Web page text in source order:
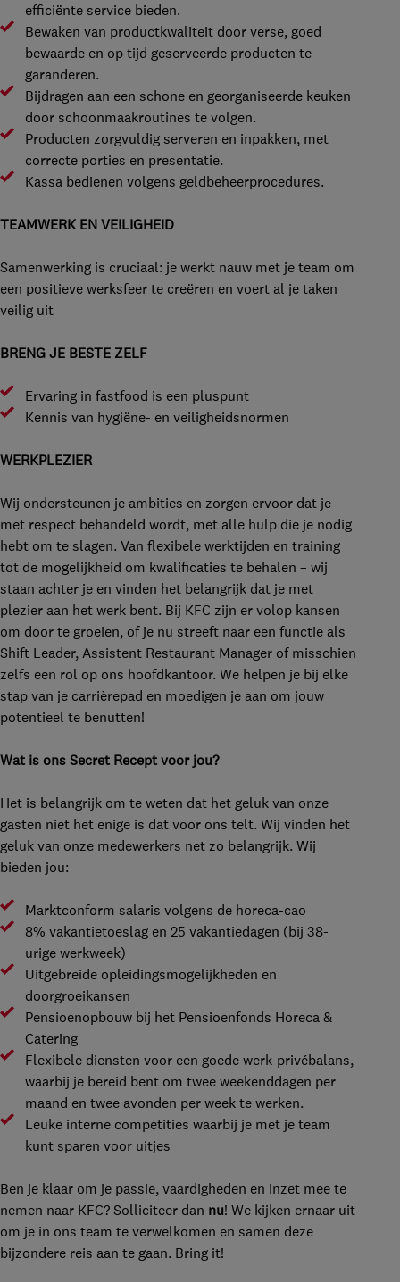
efficiënte service bieden.
Bewaken van productkwaliteit door verse, goed
bewaarde en op tijd geserveerde producten te
garanderen.
Bijdragen aan een schone en georganiseerde keuken
door schoonmaakroutines te volgen.
Producten zorgvuldig serveren en inpakken, met
correcte porties en presentatie.
Kassa bedienen volgens geldbeheerprocedures.
TEAMWERK EN VEILIGHEID
Samenwerking is cruciaal: je werkt nauw met je team om
een positieve werksfeer te creëren en voert al je taken
veilig uit
BRENG JE BESTE ZELF
Ervaring in fastfood is een pluspunt
Kennis van hygiëne- en veiligheidsnormen
WERKPLEZIER
Wij ondersteunen je ambities en zorgen ervoor dat je
met respect behandeld wordt, met alle hulp die je nodig
hebt om te slagen. Van flexibele werktijden en training
tot de mogelijkheid om kwalificaties te behalen – wij
staan achter je en vinden het belangrijk dat je met
plezier aan het werk bent. Bij KFC zijn er volop kansen
om door te groeien, of je nu streeft naar een functie als
Shift Leader, Assistent Restaurant Manager of misschien
zelfs een rol op ons hoofdkantoor. We helpen je bij elke
stap van je carrièrepad en moedigen je aan om jouw
potentieel te benutten!
Wat is ons Secret Recept voor jou?
Het is belangrijk om te weten dat het geluk van onze
gasten niet het enige is dat voor ons telt. Wij vinden het
geluk van onze medewerkers net zo belangrijk. Wij
bieden jou:
Marktconform salaris volgens de horeca-cao
8% vakantietoeslag en 25 vakantiedagen (bij 38-
urige werkweek)
Uitgebreide opleidingsmogelijkheden en
doorgroeikansen
Pensioenopbouw bij het Pensioenfonds Horeca &
Catering
Flexibele diensten voor een goede werk-privébalans,
waarbij je bereid bent om twee weekenddagen per
maand en twee avonden per week te werken.
Leuke interne competities waarbij je met je team
kunt sparen voor uitjes
Ben je klaar om je passie, vaardigheden en inzet mee te
nemen naar KFC? Solliciteer dan nu! We kijken ernaar uit
om je in ons team te verwelkomen en samen deze
bijzondere reis aan te gaan. Bring it!